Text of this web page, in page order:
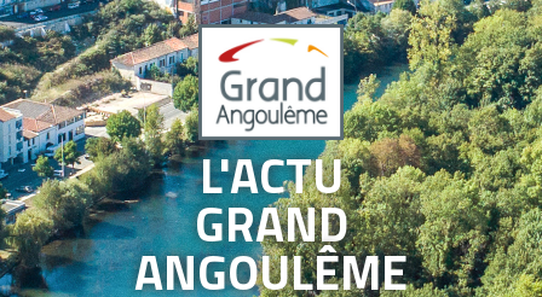
L'ACTU
GRAND
ANGOULÊME
Panneau de gestion des cookies